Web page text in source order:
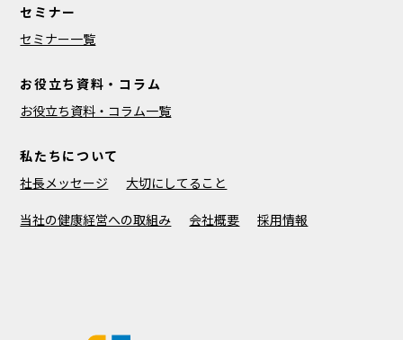
セミナー
セミナー一覧
お役立ち資料・コラム
お役立ち資料・コラム一覧
私たちについて
社長メッセージ
大切にしてること
当社の健康経営への取組み 会社概要 採用情報